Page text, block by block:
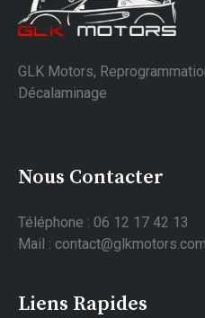
GLK Motors,
Décalaminage
Nous Contacter
Téléphone : 06 12 17 42 13
Mail : contact@glkmotors.com
Liens Rapides